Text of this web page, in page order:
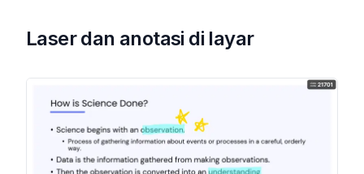
Laser dan anotasi di layar